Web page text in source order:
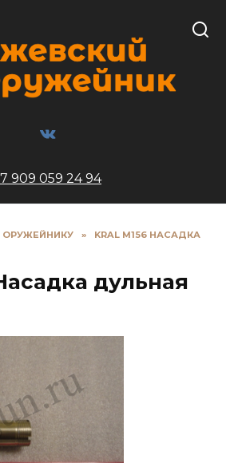
909 059 24 94
ОРУЖЕЙНИКУ »
KRAL M156 НАСАДКА
дульная